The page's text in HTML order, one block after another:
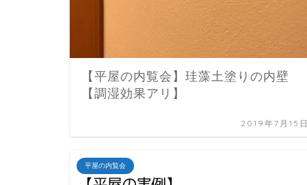
【平屋の内覧会】珪藻土塗りの内壁
【調湿効果アリ】
2019年7月15日
平屋の内覧会